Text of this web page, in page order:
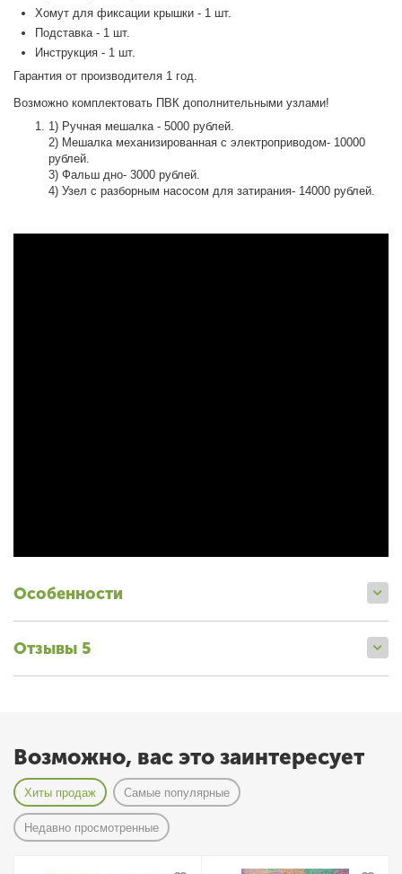
Хомут для фиксации крышки - 1 шт.
Подставка - 1 шт.
Инструкция - 1 шт.
Гарантия от производителя 1 год.
Возможно комплектовать ПВК дополнительными узлами!
1) Ручная мешалка - 5000 рублей.
2) Мешалка механизированная с электроприводом- 10000
рублей.
3) Фальш дно- 3000 рублей.
4) Узел с разборным насосом для затирания- 14000 рублей.
Особенности
Отзывы 5
Возможно, вас это заинтересует
Хиты продаж Самые популярные
Недавно просмотренные